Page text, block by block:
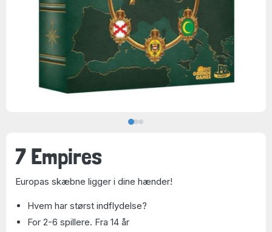
7 Empires
Europas skæbne ligger i dine hænder!
Hvem har størst indflydelse?
For 2-6 spillere. Fra 14 år